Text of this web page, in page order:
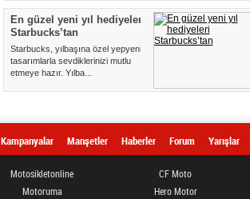
En güzel yeni yıl hediyeleri
Starbucks’tan
Starbucks, yılbaşına özel yepyeni
tasarımlarla sevdiklerinizi mutlu
etmeye hazır. Yılba...
Kampanyalar Manşetler Haberler Forum Yarışlar
Motosikletonline
Motoruma
CF Moto
Hero Motor